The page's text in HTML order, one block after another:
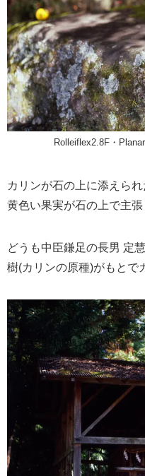
Rolleiflex2.8F・
カリンが石の上に添えられ
黄色い果実が石の上で主
どうも中臣鎌足の長男 定
樹(カリンの原種)がもとで